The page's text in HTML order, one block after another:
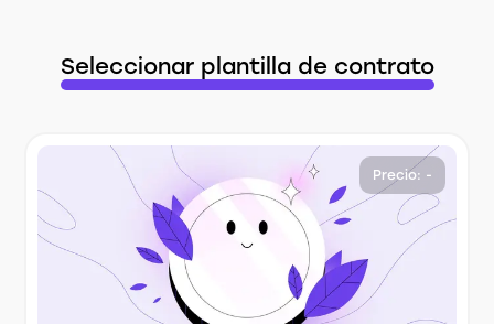
Seleccionar plantilla de contrato
Precio: -